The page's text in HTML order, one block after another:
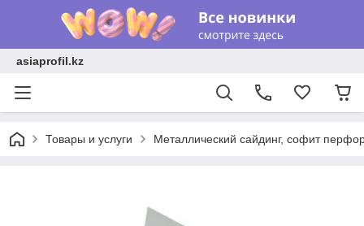
asiaprofil.kz
Товары и услуги Металлический сайдинг, софит